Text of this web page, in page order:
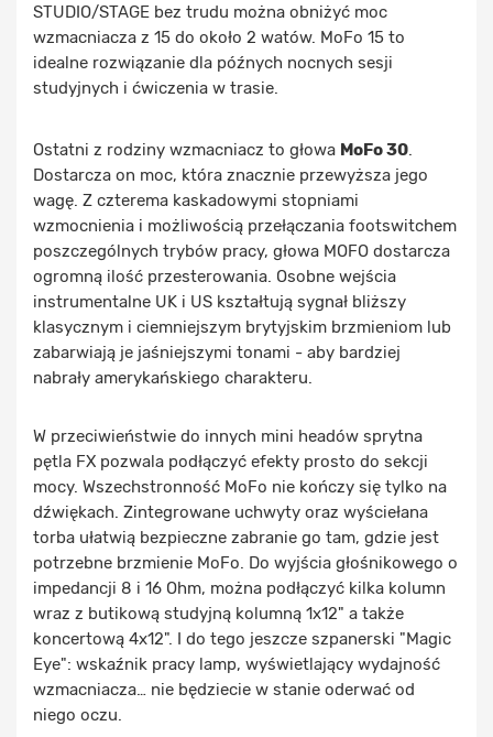
STUDIO/STAGE bez trudu można obniżyć moc
wzmacniacza z 15 do około 2 watów. MoFo 15 to
idealne rozwiązanie dla późnych nocnych sesji
studyjnych i ćwiczenia w trasie.
Ostatni z rodziny wzmacniacz to głowa MoFo 30.
Dostarcza on moc, która znacznie przewyższa jego
wagę. Z czterema kaskadowymi stopniami
wzmocnienia i możliwością przełączania footswitchem
poszczególnych trybów pracy, głowa MOFO dostarcza
ogromną ilość przesterowania. Osobne wejścia
instrumentalne UK i US kształtują sygnał bliższy
klasycznym i ciemniejszym brytyjskim brzmieniom lub
zabarwiają je jaśniejszymi tonami - aby bardziej
nabrały amerykańskiego charakteru.
W przeciwieństwie do innych mini headów sprytna
pętla FX pozwala podłączyć efekty prosto do sekcji
mocy. Wszechstronność MoFo nie kończy się tylko na
dźwiękach. Zintegrowane uchwyty oraz wyściełana
torba ułatwią bezpieczne zabranie go tam, gdzie jest
potrzebne brzmienie MoFo. Do wyjścia głośnikowego o
impedancji 8 i 16 Ohm, można podłączyć kilka kolumn
wraz z butikową studyjną kolumną 1x12" a także
koncertową 4x12". I do tego jeszcze szpanerski "Magic
Eye": wskaźnik pracy lamp, wyświetlający wydajność
wzmacniacza… nie będziecie w stanie oderwać od
niego oczu.